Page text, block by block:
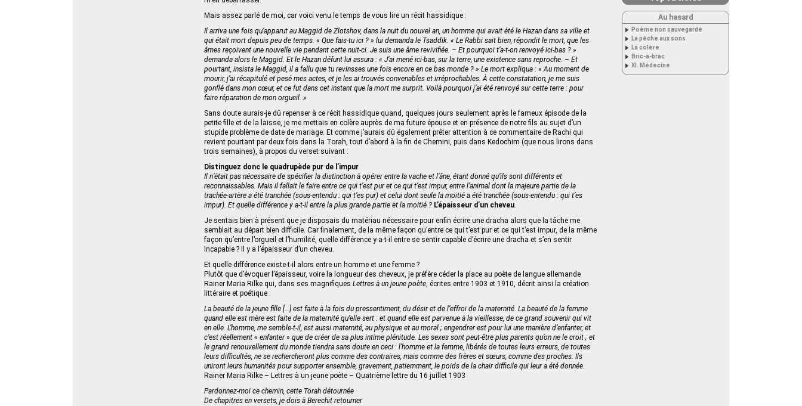
Mais assez parlé de moi, car voici venu le temps de vous lire un récit hassidique :
Il arriva une fois qu’apparut au Maggid de Zlotshov, dans la nuit du nouvel an, un homme qui avait été le Hazan dans sa ville et
qui était mort depuis peu de temps. « Que fais-tu ici ? » lui demanda le Tsaddik. « Le Rabbi sait bien, répondit le mort, que les
âmes reçoivent une nouvelle vie pendant cette nuit-ci. Je suis une âme revivifiée. – Et pourquoi t’a-t-on renvoyé ici-bas ? »
demanda alors le Maggid. Et le Hazan défunt lui assura : « J’ai mené ici-bas, sur la terre, une existence sans reproche. – Et
pourtant, insista le Maggid, il a fallu que tu revinsses une fois encore en ce bas monde ? » Le mort expliqua : « Au moment de
mourir, j’ai récapitulé et pesé mes actes, et je les ai trouvés convenables et irréprochables. À cette constatation, je me suis
gonflé dans mon cœur, et ce fut dans cet instant que la mort me surprit. Voilà pourquoi j’ai été renvoyé sur cette terre : pour
faire réparation de mon orgueil. »
Sans doute aurais-je dû repenser à ce récit hassidique quand, quelques jours seulement après le fameux épisode de la
petite fille et de la laisse, je me mettais en colère auprès de ma future épouse et en présence de notre fils au sujet d’un
stupide problème de date de mariage. Et comme j’aurais dû également prêter attention à ce commentaire de Rachi qui
revient pourtant par deux fois dans la Torah, tout d’abord à la fin de Chemini, puis dans Kedochim (que nous lirons dans
trois semaines), à propos du verset suivant :
Distinguez donc le quadrupède pur de l’impur
Il n’était pas nécessaire de spécifier la distinction à opérer entre la vache et l’âne, étant donné qu’ils sont différents et
reconnaissables. Mais il fallait le faire entre ce qui t’est pur et ce qui t’est impur, entre l’animal dont la majeure partie de la
trachée-artère a été tranchée (sous-entendu : qui t’es pur) et celui dont seule la moitié a été tranchée (sous-entendu : qui t’es
impur). Et quelle différence y a-t-il entre la plus grande partie et la moitié ? L’épaisseur d’un cheveu.
Je sentais bien à présent que je disposais du matériau nécessaire pour enfin écrire une dracha alors que la tâche me
semblait au départ bien difficile. Car finalement, de la même façon qu’entre ce qui t’est pur et ce qui t’est impur, de la même
façon qu’entre l’orgueil et l’humilité, quelle différence y-a-t-il entre se sentir capable d’écrire une dracha et s’en sentir
incapable ? Il y a l’épaisseur d’un cheveu.
Et quelle différence existe-t-il alors entre un homme et une femme ?
Plutôt que d’évoquer l’épaisseur, voire la longueur des cheveux, je préfère céder la place au poète de langue allemande
Rainer Maria Rilke qui, dans ses magnifiques Lettres à un jeune poète, écrites entre 1903 et 1910, décrit ainsi la création
littéraire et poétique :
La beauté de la jeune fille […] est faite à la fois du pressentiment, du désir et de l’effroi de la maternité. La beauté de la femme
quand elle est mère est faite de la maternité qu’elle sert : et quand elle est parvenue à la vieillesse, de ce grand souvenir qui vit
en elle. L’homme, me semble-t-il, est aussi maternité, au physique et au moral ; engendrer est pour lui une manière d’enfanter, et
c’est réellement « enfanter » que de créer de sa plus intime plénitude. Les sexes sont peut-être plus parents qu’on ne le croit ; et
le grand renouvellement du monde tiendra sans doute en ceci : l’homme et la femme, libérés de toutes leurs erreurs, de toutes
leurs difficultés, ne se rechercheront plus comme des contraires, mais comme des frères et sœurs, comme des proches. Ils
uniront leurs humanités pour supporter ensemble, gravement, patiemment, le poids de la chair difficile qui leur a été donnée.
Rainer Maria Rilke – Lettres à un jeune poète – Quatrième lettre du 16 juillet 1903
Pardonnez-moi ce chemin, cette Torah détournée
De chapitres en versets, je dois à Berechit retourner
Au hasard
Poème non sauvegardé
La pêche aux sons
La colère
Bric-à-brac
XI. Médecine